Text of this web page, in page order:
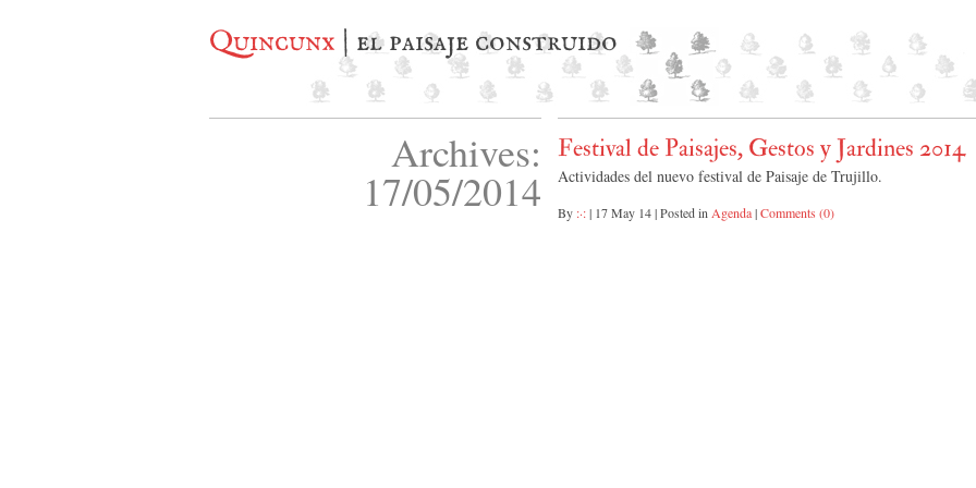
Quincunx | el paisaje construido
Archives:
17/05/2014
Festival de Paisajes, Gestos y Jardines 2014
Actividades del nuevo festival de Paisaje de Trujillo.
By :·:| 17 May 14|Posted inAgenda|Comments (0)